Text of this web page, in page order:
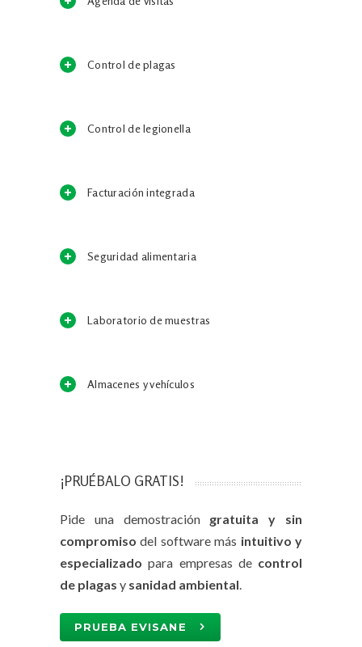
Control de plagas
Control de legionella
Facturación integrada
Seguridad alimentaria
Laboratorio de muestras
Almacenes y vehículos
¡PRUÉBALO GRATIS!
Pide una demostración gratuita y sin
compromiso del software más intuitivo y
especializado para empresas de control
de plagas y sanidad ambiental.
PRUEBA EVISANE